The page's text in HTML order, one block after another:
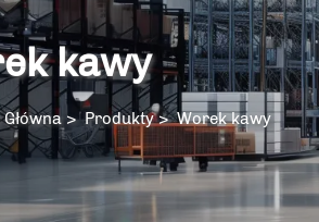
kawy
>Produkty>Worek kawy